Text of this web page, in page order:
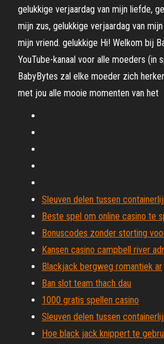
gelukkige verjaardag van mijn liefde,
mijn zus, gelukkige verjaardag van
mijn vriend. gelukkige Hi! Welkom bij
YouTube-kanaal voor alle moeders (in
BabyBytes zal elke moeder zich
met jou alle mooie momenten van het
Sleuven delen tussen
Beste spel om online casino te
Bonuscodes zonder storting
Kansen casino campbell river
Blackjack bergweg romantiek ar
Ban slot team thach dau
1000 gratis spellen casino
Sleuven delen tussen
Hoe black jack knippert te